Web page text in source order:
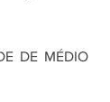
DE MÉDIO